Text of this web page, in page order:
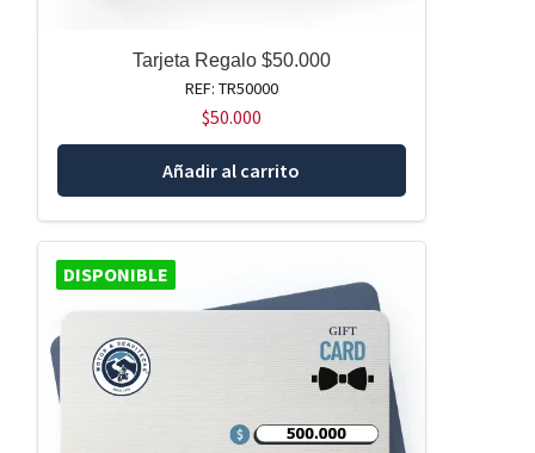
Tarjeta Regalo $50.000
REF: TR50000
$50.000
Añadir al carrito
DISPONIBLE